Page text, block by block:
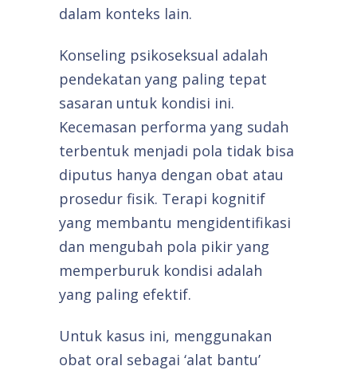
dalam konteks lain.
Konseling psikoseksual adalah
pendekatan yang paling tepat
sasaran untuk kondisi ini.
Kecemasan performa yang sudah
terbentuk menjadi pola tidak bisa
diputus hanya dengan obat atau
prosedur fisik. Terapi kognitif
yang membantu mengidentifikasi
dan mengubah pola pikir yang
memperburuk kondisi adalah
yang paling efektif.
Untuk kasus ini, menggunakan
obat oral sebagai ‘alat bantu’